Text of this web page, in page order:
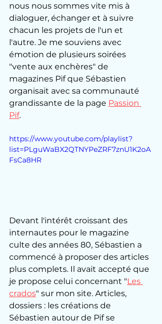
nous nous sommes vite mis à
dialoguer, échanger et à suivre
chacun les projets de l'un et
l'autre. Je me souviens avec
émotion de plusieurs soirées
"vente aux enchères" de
magazines Pif que Sébastien
organisait avec sa communauté
grandissante de la page Passion
Pif.
https://www.youtube.com/playlist?
list=PLguWaBX2QTNYPeZRF7znU1K2oA
FsCa8HR
Devant l'intérêt croissant des
internautes pour le magazine
culte des années 80, Sébastien a
commencé à proposer des articles
plus complets. Il avait accepté que
je propose celui concernant "Les
crados" sur mon site. Articles,
dossiers : les créations de
Sébastien autour de Pif se